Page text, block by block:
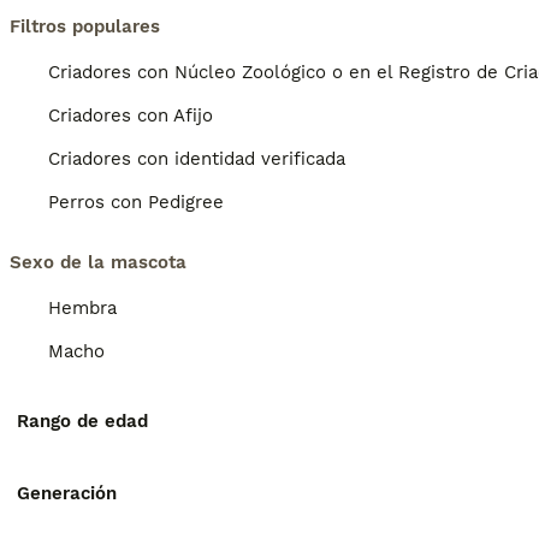
Filtros populares
Criadores con Núcleo Zoológico o en el Registro de
Criadores con Afijo
Criadores con identidad verificada
Perros con Pedigree
Sexo de la mascota
Hembra
Macho
Rango de edad
Generación